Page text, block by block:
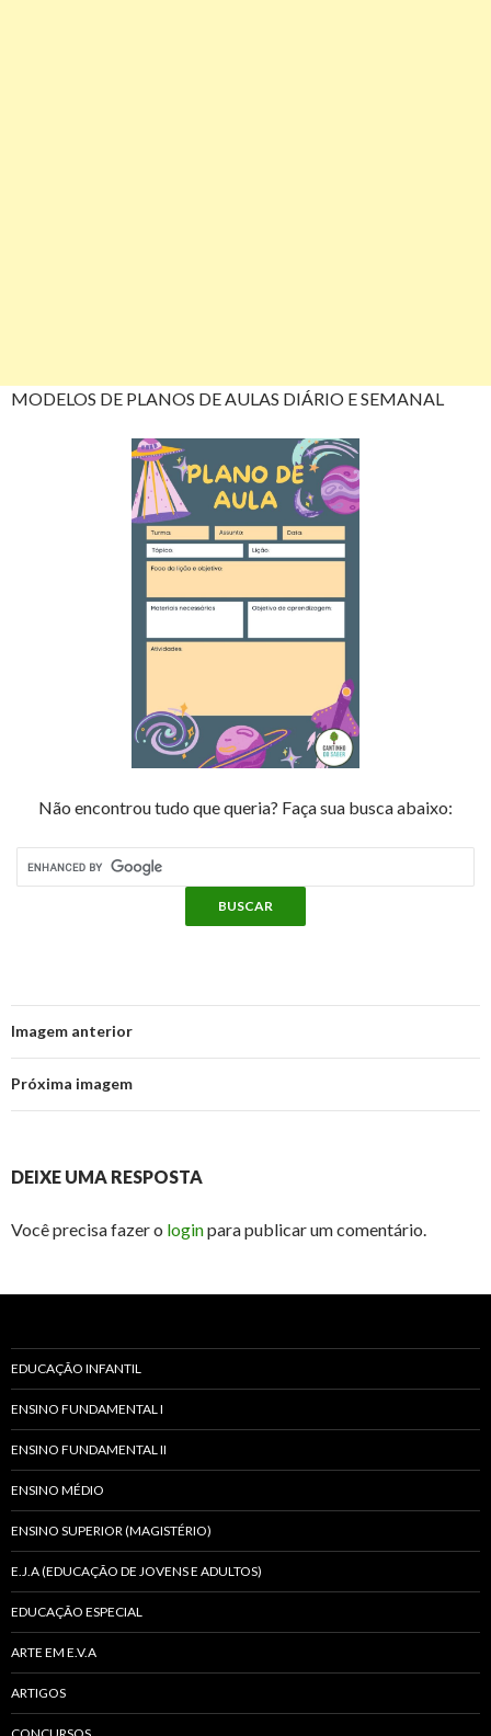
MODELOS DE PLANOS DE AULAS DIÁRIO E SEMANAL
Não encontrou tudo que queria? Faça sua busca abaixo:
Imagem anterior
Próxima imagem
DEIXE UMA RESPOSTA
Você precisa fazer o loginpara publicar um comentário.
EDUCAÇÃO INFANTIL
ENSINO FUNDAMENTAL I
ENSINO FUNDAMENTAL II
ENSINO MÉDIO
ENSINO SUPERIOR (MAGISTÉRIO)
E.J.A (EDUCAÇÃO DE JOVENS E ADULTOS)
EDUCAÇÃO ESPECIAL
ARTE EM E.V.A
ARTIGOS